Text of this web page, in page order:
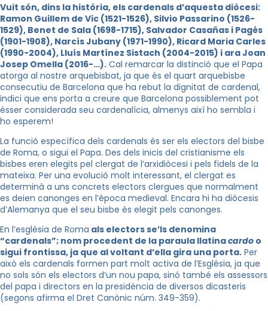
Vuit són, dins la història, els cardenals d’aquesta diòcesi:
Ramon Guillem de Vic (1521-1526), Silvio Passarino (1526-
1529), Benet de Sala (1698-1715), Salvador Casañas i Pagés
(1901-1908), Narcís Jubany (1971-1990), Ricard Maria Carles
(1990-2004), Lluís Martínez Sistach (2004-2015) i ara Joan
Josep Omella (2016-…). Cal remarcar la distinció que el Papa
atorga al nostre arquebisbat, ja que és el quart arquebisbe
consecutiu de Barcelona que ha rebut la dignitat de cardenal,
indici que ens porta a creure que Barcelona possiblement pot
ésser considerada seu cardenalícia, almenys així ho sembla i
ho esperem!
La funció específica dels cardenals és ser els electors del bisbe
de Roma, o sigui el Papa. Des dels inicis del cristianisme els
bisbes eren elegits pel clergat de l’arxidiòcesi i pels fidels de la
mateixa. Per una evolució molt interessant, el clergat es
determinà a uns concrets electors clergues que normalment
es deien canonges en l’època medieval. Encara hi ha diòcesis
d’Alemanya que el seu bisbe és elegit pels canonges.
En l’església de Roma als electors se’ls denomina
“cardenals”; nom procedent de la paraula llatinacardo o
sigui frontissa, ja que al voltant d’ella gira una porta. Per
això els cardenals formen part molt activa de l’Església, ja que
no sols són els electors d’un nou papa, sinó també els assessors
del papa i directors en la presidència de diversos dicasteris
(segons afirma el Dret Canònic núm. 349-359).